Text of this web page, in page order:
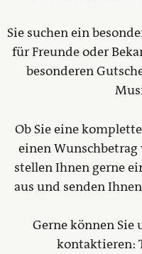
Sie suchen ein
für Freunde oder
besonderen
Ob Sie eine
einen
stellen Ihnen gerne
aus und senden
Gerne können Sie
kontaktieren: